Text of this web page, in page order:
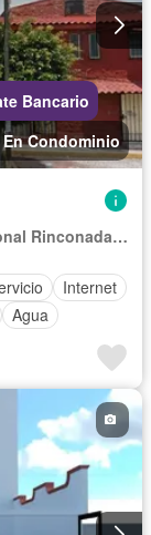
Bancario
En Condominio
Rinconada De Acolapa, Unidad Habitacional Rinconada Acolapa
Internet
Agua